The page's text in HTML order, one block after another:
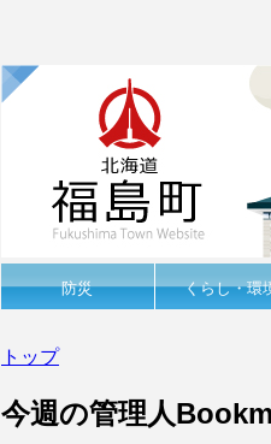
防災 くらし・環
トップ
今週の管理人